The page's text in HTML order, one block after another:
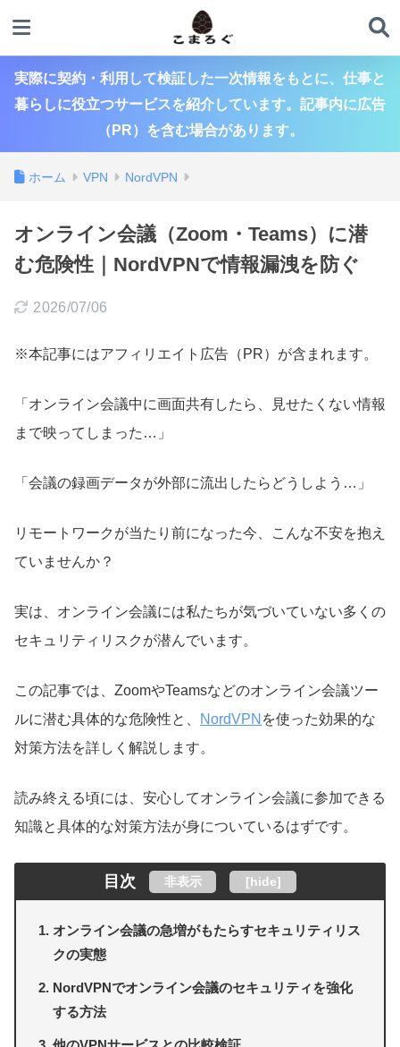
実際に契約・利用して検証した一次情報をもとに、仕事と
暮らしに役立つサービスを紹介しています。記事内に広告
（PR）を含む場合があります。
ホーム VPN NordVPN
オンライン会議（Zoom・Teams）に潜
む危険性｜NordVPNで情報漏洩を防ぐ
2026/07/06
※本記事にはアフィリエイト広告（PR）が含まれます。
「オンライン会議中に画面共有したら、見せたくない情報
まで映ってしまった…」
「会議の録画データが外部に流出したらどうしよう…」
リモートワークが当たり前になった今、こんな不安を抱え
ていませんか？
実は、オンライン会議には私たちが気づいていない多くの
セキュリティリスクが潜んでいます。
この記事では、ZoomやTeamsなどのオンライン会議ツー
ルに潜む具体的な危険性と、
NordVPN を使った効果的な
対策方法を詳しく解説します。
読み終える頃には、安心してオンライン会議に参加できる
知識と具体的な対策方法が身についているはずです。
目次 非表示 [hide]
オンライン会議の急増がもたらすセキュリティリス
クの実態
NordVPNでオンライン会議のセキュリティを強化
する方法